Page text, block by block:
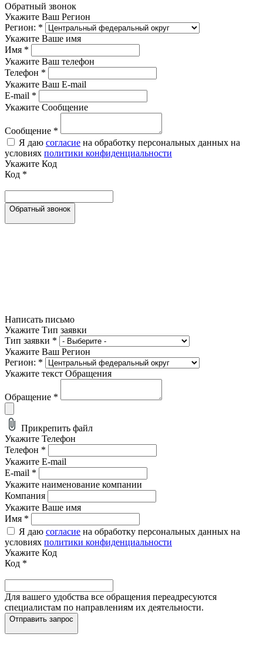
Обратный звонок
Укажите Ваш Регион
Регион: *
Укажите Ваше имя
Имя *
Укажите Ваш телефон
Телефон *
Укажите Ваш E-mail
E-mail *
Укажите Сообщение
Сообщение *
Я даю согласие на обработку персональных данных на
условиях политики конфиденциальности
Укажите Код
Код *
Обратный звонок
Написать письмо
Укажите Тип заявки
Тип заявки *
Укажите Ваш Регион
Регион: *
Укажите текст Обращения
Обращение *
Прикрепить файл
Укажите Телефон
Телефон *
Укажите E-mail
E-mail *
Укажите наименование компании
Компания
Укажите Ваше имя
Имя *
Я даю согласие на обработку персональных данных на
условиях политики конфиденциальности
Укажите Код
Код *
Для вашего удобства все обращения переадресуются
специалистам по направлениям их деятельности.
Отправить запрос